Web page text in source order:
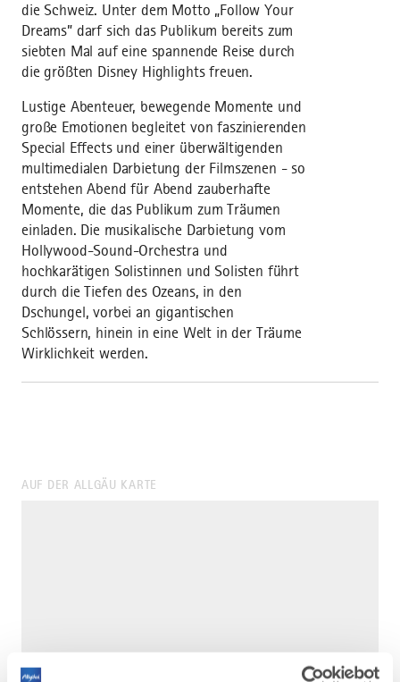
die Schweiz. Unter dem Motto „Follow Your
Dreams” darf sich das Publikum bereits zum
siebten Mal auf eine spannende Reise durch
die größten Disney Highlights freuen.
Lustige Abenteuer, bewegende Momente und
große Emotionen begleitet von faszinierenden
Special Effects und einer überwältigenden
multimedialen Darbietung der Filmszenen - so
entstehen Abend für Abend zauberhafte
Momente, die das Publikum zum Träumen
einladen. Die musikalische Darbietung vom
Hollywood-Sound-Orchestra und
hochkarätigen Solistinnen und Solisten führt
durch die Tiefen des Ozeans, in den
Dschungel, vorbei an gigantischen
Schlössern, hinein in eine Welt in der Träume
Wirklichkeit werden.
AUF DER ALLGÄU KARTE